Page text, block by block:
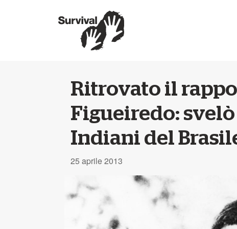
Ritrovato il
Figueiredo:
Indiani del
25 aprile 2013